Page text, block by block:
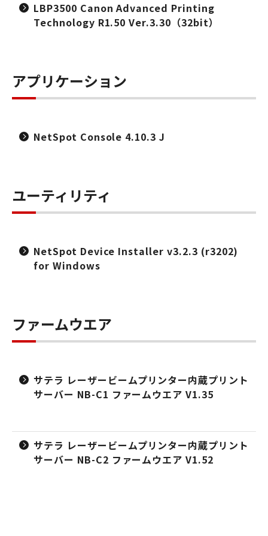
LBP3500 Canon Advanced Printing
Technology R1.50 Ver.3.30（32bit）
アプリケーション
NetSpot Console 4.10.3 J
ユーティリティ
NetSpot Device Installer v3.2.3 (r3202)
for Windows
ファームウエア
サテラ レーザービームプリンター内蔵プリント
サーバー NB-C1 ファームウエア V1.35
サテラ レーザービームプリンター内蔵プリント
サーバー NB-C2 ファームウエア V1.52